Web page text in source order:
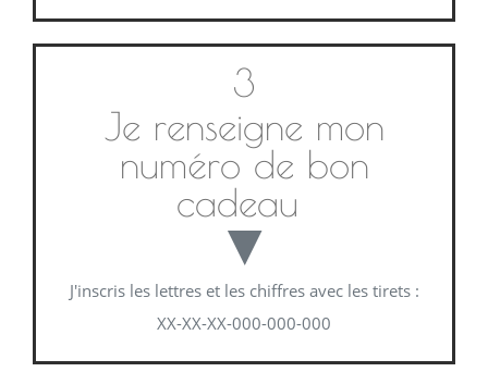
3
Je renseigne mon
numéro de bon
cadeau
▼
J'inscris les lettres et les chiffres avec les tirets :
XX-XX-XX-000-000-000